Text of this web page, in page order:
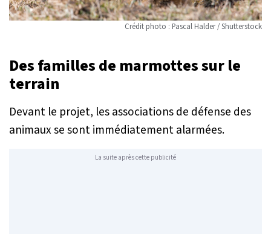
Crédit photo : Pascal Halder / Shutterstock
Des familles de marmottes sur le
terrain
Devant le projet, les associations de défense des
animaux se sont immédiatement alarmées.
La suite après cette publicité